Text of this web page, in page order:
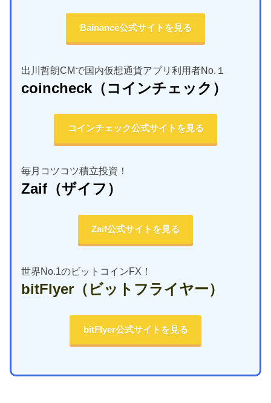
Bainance公式サイトを見る
出川哲朗CMで国内仮想通貨アプリ利用者No.１
coincheck （コインチェック）
コインチェック公式サイトを見る
毎月コツコツ積立投資！
Zaif （ザイフ）
Zaif公式サイトを見る
世界No.1のビットコインFX！
bitFlyer （ビットフライヤー）
bitFlyer公式サイトを見る